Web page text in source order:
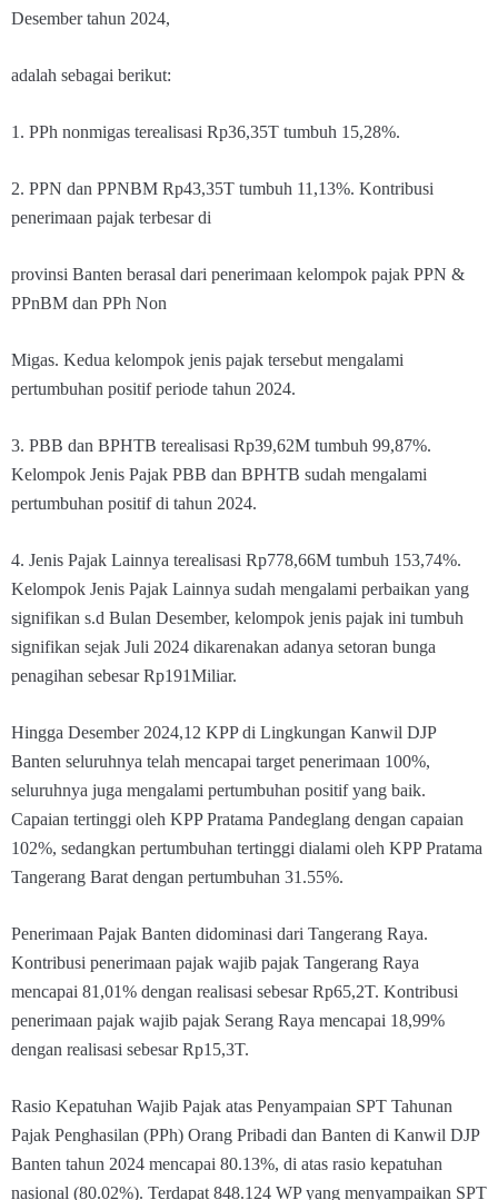
Desember tahun 2024,
adalah sebagai berikut:
1. PPh nonmigas terealisasi Rp36,35T tumbuh 15,28%.
2. PPN dan PPNBM Rp43,35T tumbuh 11,13%. Kontribusi
penerimaan pajak terbesar di
provinsi Banten berasal dari penerimaan kelompok pajak PPN &
PPnBM dan PPh Non
Migas. Kedua kelompok jenis pajak tersebut mengalami
pertumbuhan positif periode tahun 2024.
3. PBB dan BPHTB terealisasi Rp39,62M tumbuh 99,87%.
Kelompok Jenis Pajak PBB dan BPHTB sudah mengalami
pertumbuhan positif di tahun 2024.
4. Jenis Pajak Lainnya terealisasi Rp778,66M tumbuh 153,74%.
Kelompok Jenis Pajak Lainnya sudah mengalami perbaikan yang
signifikan s.d Bulan Desember, kelompok jenis pajak ini tumbuh
signifikan sejak Juli 2024 dikarenakan adanya setoran bunga
penagihan sebesar Rp191Miliar.
Hingga Desember 2024,12 KPP di Lingkungan Kanwil DJP
Banten seluruhnya telah mencapai target penerimaan 100%,
seluruhnya juga mengalami pertumbuhan positif yang baik.
Capaian tertinggi oleh KPP Pratama Pandeglang dengan capaian
102%, sedangkan pertumbuhan tertinggi dialami oleh KPP Pratama
Tangerang Barat dengan pertumbuhan 31.55%.
Penerimaan Pajak Banten didominasi dari Tangerang Raya.
Kontribusi penerimaan pajak wajib pajak Tangerang Raya
mencapai 81,01% dengan realisasi sebesar Rp65,2T. Kontribusi
penerimaan pajak wajib pajak Serang Raya mencapai 18,99%
dengan realisasi sebesar Rp15,3T.
Rasio Kepatuhan Wajib Pajak atas Penyampaian SPT Tahunan
Pajak Penghasilan (PPh) Orang Pribadi dan Banten di Kanwil DJP
Banten tahun 2024 mencapai 80.13%, di atas rasio kepatuhan
nasional (80.02%). Terdapat 848.124 WP yang menyampaikan SPT